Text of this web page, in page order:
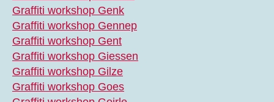
Graffiti workshop Genk
Graffiti workshop Gennep
Graffiti workshop Gent
Graffiti workshop Giessen
Graffiti workshop Gilze
Graffiti workshop Goes